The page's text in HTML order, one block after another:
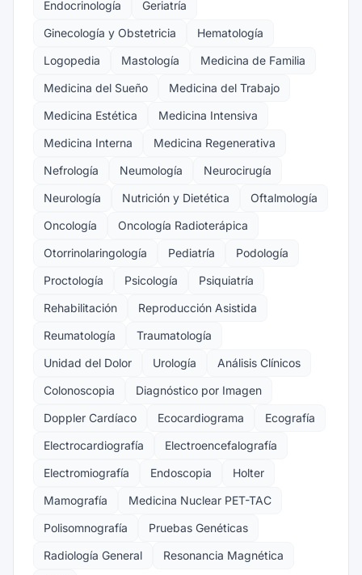
Endocrinología
Geriatría
Ginecología y Obstetricia
Hematología
Logopedia
Mastología
Medicina de Familia
Medicina del Sueño
Medicina del Trabajo
Medicina Estética
Medicina Intensiva
Medicina Interna
Medicina Regenerativa
Nefrología
Neumología
Neurocirugía
Neurología
Nutrición y Dietética
Oftalmología
Oncología
Oncología Radioterápica
Otorrinolaringología
Pediatría
Podología
Proctología
Psicología
Psiquiatría
Rehabilitación
Reproducción Asistida
Reumatología
Traumatología
Unidad del Dolor
Urología
Análisis Clínicos
Colonoscopia
Diagnóstico por Imagen
Doppler Cardíaco
Ecocardiograma
Ecografía
Electrocardiografía
Electroencefalografía
Electromiografía
Endoscopia
Holter
Mamografía
Medicina Nuclear PET-TAC
Polisomnografía
Pruebas Genéticas
Radiología General
Resonancia Magnética